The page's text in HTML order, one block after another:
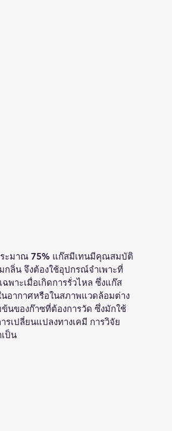
ะมาณ 75% แก๊สมีเทนมีคุณสมบัติ
ลิ่น จึงต้องใช้อุปกรณ์จำเพาะที่
พาะเมื่อเกิดการรั่วไหล ซึ่งแก๊ส
อากาศหรือในสภาพแวดล้อมต่าง
นของก๊าซที่ต้องการวัด ซึ่งมักใช้
เปลี่ยนแปลงทางเคมี การวิจัย
ป็น